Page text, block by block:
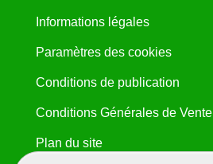
Informations légales
Paramètres des cookies
Conditions de publication
Conditions Générales de Vente
Plan du site